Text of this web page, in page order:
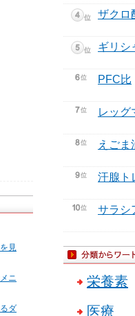
見
ニ
ダ
ザクロ
ギリシ
PFC比
レッグ
えごま
汗腺ト
サラシ
栄養素
医療